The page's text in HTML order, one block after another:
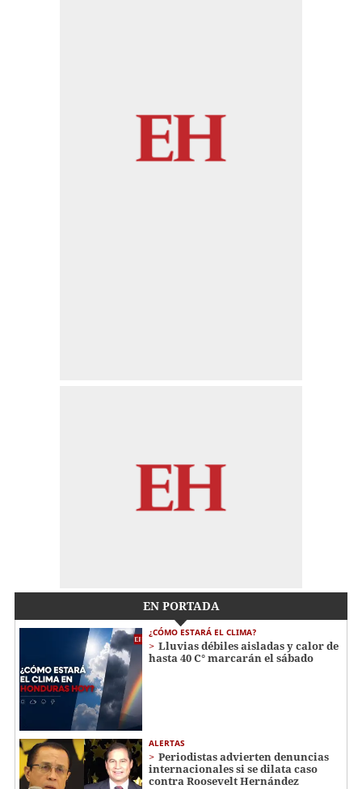
EN PORTADA
¿CÓMO ESTARÁ EL CLIMA?
Lluvias débiles aisladas y calor de
hasta 40 C° marcarán el sábado
ALERTAS
Periodistas advierten denuncias
internacionales si se dilata caso
contra Roosevelt Hernández